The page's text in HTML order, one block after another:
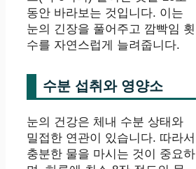
동안 바라보는 것입니다. 이는
눈의 긴장을 풀어주고 깜빡임 횟
수를 자연스럽게 늘려줍니다.
수분 섭취와 영양소
눈의 건강은 체내 수분 상태와
밀접한 연관이 있습니다. 따라서
충분한 물을 마시는 것이 중요하